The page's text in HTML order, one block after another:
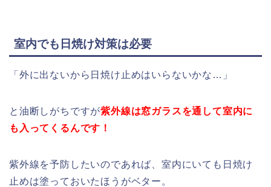
室内でも日焼け対策は必要
「外に出ないから日焼け止めはいらないかな…」
と油断しがちですが紫外線は窓ガラスを通して室内に
も入ってくるんです！
紫外線を予防したいのであれば、室内にいても日焼け
止めは塗っておいたほうがベター。